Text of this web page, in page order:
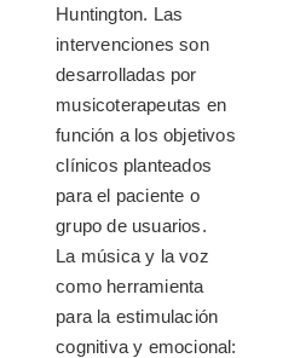
Huntington. Las
intervenciones son
desarrolladas por
musicoterapeutas en
función a los objetivos
clínicos planteados
para el paciente o
grupo de usuarios.
La música y la voz
como herramienta
para la estimulación
cognitiva y emocional: